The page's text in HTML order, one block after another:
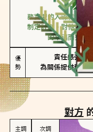
務實型的人深信愛情
制定計劃。對他們來
的幸福而努力
優
勢
責任感強
為關係提供穩定
對方
主調 次調